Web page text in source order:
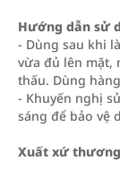
Hướng dẫn sử
- Dùng sau khi
vừa đủ lên mặt,
thấu. Dùng
- Khuyến nghị
sáng để bảo vệ
Xuất xứ